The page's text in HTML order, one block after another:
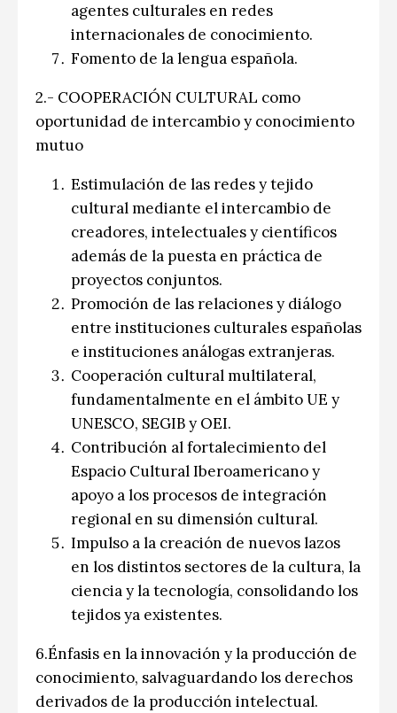
agentes culturales en redes
internacionales de conocimiento.
Fomento de la lengua española.
2.- COOPERACIÓN CULTURAL como
oportunidad de intercambio y conocimiento
mutuo
Estimulación de las redes y tejido
cultural mediante el intercambio de
creadores, intelectuales y científicos
además de la puesta en práctica de
proyectos conjuntos.
Promoción de las relaciones y diálogo
entre instituciones culturales españolas
e instituciones análogas extranjeras.
Cooperación cultural multilateral,
fundamentalmente en el ámbito UE y
UNESCO, SEGIB y OEI.
Contribución al fortalecimiento del
Espacio Cultural Iberoamericano y
apoyo a los procesos de integración
regional en su dimensión cultural.
Impulso a la creación de nuevos lazos
en los distintos sectores de la cultura, la
ciencia y la tecnología, consolidando los
tejidos ya existentes.
6.Énfasis en la innovación y la producción de
conocimiento, salvaguardando los derechos
derivados de la producción intelectual.